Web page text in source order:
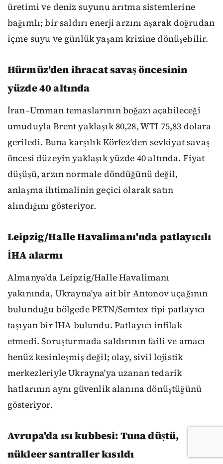
üretimi ve deniz suyunu arıtma sistemlerine
bağımlı; bir saldırı enerji arzını aşarak doğrudan
içme suyu ve günlük yaşam krizine dönüşebilir.
Hürmüz'den ihracat savaş öncesinin
yüzde 40 altında
İran–Umman temaslarının boğazı açabileceği
umuduyla Brent yaklaşık 80,28, WTI 75,83 dolara
geriledi. Buna karşılık Körfez'den sevkiyat savaş
öncesi düzeyin yaklaşık yüzde 40 altında. Fiyat
düşüşü, arzın normale döndüğünü değil,
anlaşma ihtimalinin geçici olarak satın
alındığını gösteriyor.
Leipzig/Halle Havalimanı'nda patlayıcılı
İHA alarmı
Almanya'da Leipzig/Halle Havalimanı
yakınında, Ukrayna'ya ait bir Antonov uçağının
bulunduğu bölgede PETN/Semtex tipi patlayıcı
taşıyan bir İHA bulundu. Patlayıcı infilak
etmedi. Soruşturmada saldırının faili ve amacı
henüz kesinleşmiş değil; olay, sivil lojistik
merkezleriyle Ukrayna'ya uzanan tedarik
hatlarının aynı güvenlik alanına dönüştüğünü
gösteriyor.
Avrupa'da ısı kubbesi: Tuna düştü,
nükleer santraller kısıldı